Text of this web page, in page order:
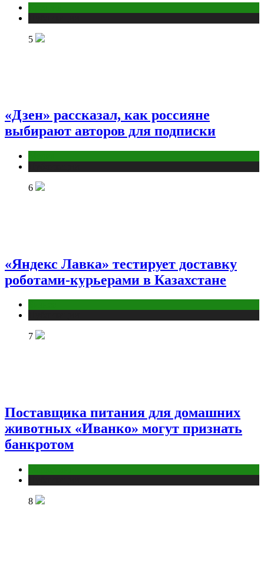
5
«Дзен» рассказал, как россияне
выбирают авторов для подписки
6
«Яндекс Лавка» тестирует доставку
роботами-курьерами в Казахстане
7
Поставщика питания для домашних
животных «Иванко» могут признать
банкротом
8